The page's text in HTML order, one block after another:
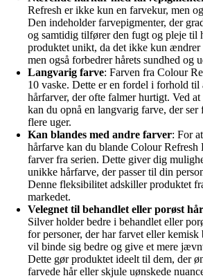
Refresh er ikke kun en farvekur, men
Den indeholder farvepigmenter, der
og samtidig tilfører den fugt og pleje til
produktet unikt, da det ikke kun
men også forbedrer hårets sundhed og
Langvarig farve: Farven fra Colour
10 vaske. Dette er en fordel i forhold til
hårfarver, der ofte falmer hurtigt. Ved
kan du opnå en langvarig farve, der
flere uger.
Kan blandes med andre farver: For
hårfarve kan du blande Colour Refresh
farver fra serien. Dette giver dig
unikke hårfarve, der passer til din
Denne fleksibilitet adskiller produktet
markedet.
Velegnet til behandlet eller porøst hår
Silver holder bedre i behandlet eller
for personer, der har farvet eller kemisk
vil binde sig bedre og give et mere
Dette gør produktet ideelt til dem, der
farvede hår eller skjule uønskede